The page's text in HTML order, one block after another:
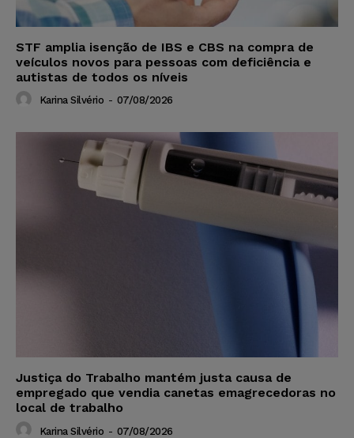
STF amplia isenção de IBS e CBS na compra de
veículos novos para pessoas com deficiência e
autistas de todos os níveis
Karina Silvério - 07/08/2026
Justiça do Trabalho mantém justa causa de
empregado que vendia canetas emagrecedoras no
local de trabalho
Karina Silvério - 07/08/2026